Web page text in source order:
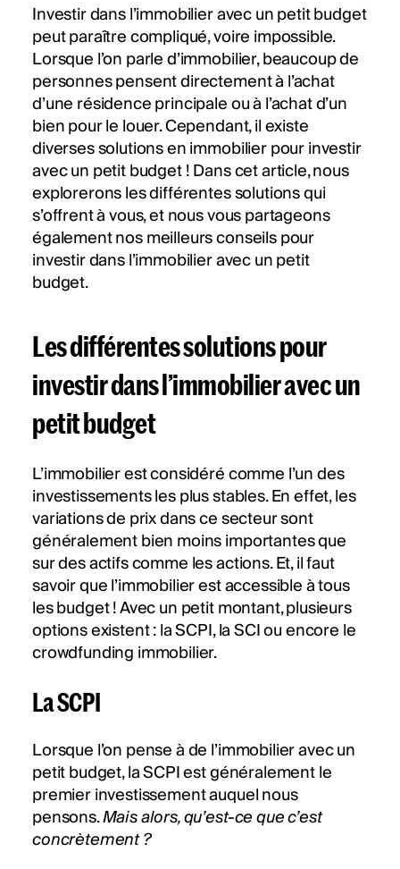
Investir dans l’immobilier avec un petit budget
peut paraître compliqué, voire impossible.
Lorsque l’on parle d’immobilier, beaucoup de
personnes pensent directement à l’achat
d’une résidence principale ou à l’achat d’un
bien pour le louer. Cependant, il existe
diverses solutions en immobilier pour investir
avec un petit budget ! Dans cet article, nous
explorerons les différentes solutions qui
s’offrent à vous, et nous vous partageons
également nos meilleurs conseils pour
investir dans l’immobilier avec un petit
budget.
Les différentes solutions pour
investir dans l’immobilier avec un
petit budget
L’immobilier est considéré comme l’un des
investissements les plus stables. En effet, les
variations de prix dans ce secteur sont
généralement bien moins importantes que
sur des actifs comme les actions. Et, il faut
savoir que l’immobilier est accessible à tous
les budget ! Avec un petit montant, plusieurs
options existent : la SCPI, la SCI ou encore le
crowdfunding immobilier.
La SCPI
Lorsque l’on pense à de l’immobilier avec un
petit budget, la SCPI est généralement le
premier investissement auquel nous
pensons.Mais alors, qu’est-ce que c’est
concrètement ?